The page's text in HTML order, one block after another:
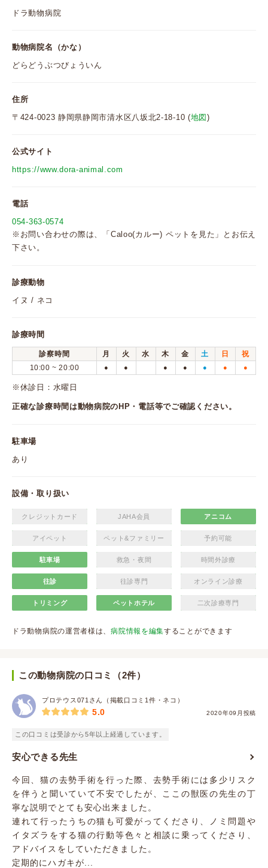
ドラ動物病院
動物病院名（かな）
どらどうぶつびょういん
住所
〒424-0023 静岡県静岡市清水区八坂北2-18-10 (地図)
公式サイト
https://www.dora-animal.com
電話
054-363-0574
※お問い合わせの際は、「Caloo(カルー) ペットを見た」とお伝え
下さい。
診療動物
イヌ / ネコ
診療時間
診察時間 月 火 水 木 金 土 日
祝
10:00 ~ 20:00
● ● ● ● ● ● ●
※休診日：水曜日
正確な診療時間は動物病院のHP・電話等でご確認ください。
駐車場
あり
設備・取り扱い
クレジットカード JAHA会員 アニコム
アイペット ペット&ファミリー 予約可能
駐車場 救急・夜間 時間外診療
往診 往診専門 オンライン診療
トリミング ペットホテル 二次診療専門
ドラ動物病院の運営者様は、病院情報を編集することができます
この動物病院の口コミ（2件）
プロテウス071さん（掲載口コミ1件・ネコ）
2020年09月投稿
5.0
この口コミは受診から5年以上経過しています。
安心できる先生
今回、猫の去勢手術を行った際、去勢手術には多少リスク
を伴うと聞いていて不安でしたが、ここの獣医の先生の丁
寧な説明でとても安心出来ました。
連れて行ったうちの猫も可愛がってくださり、ノミ問題や
イタズラをする猫の行動等色々と相談に乗ってくださり、
アドバイスをしていただきました。
定期的にハガキが...